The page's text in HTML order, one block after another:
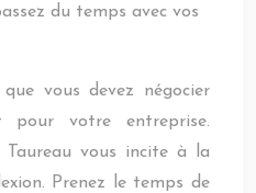
du temps avec vos
vous devez négocier
votre entreprise.
Taureau vous incite à la
Prenez le temps de